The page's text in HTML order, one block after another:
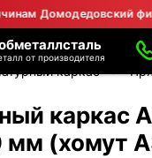
филиал
от производителя
каркас
каркас
мм (хомут